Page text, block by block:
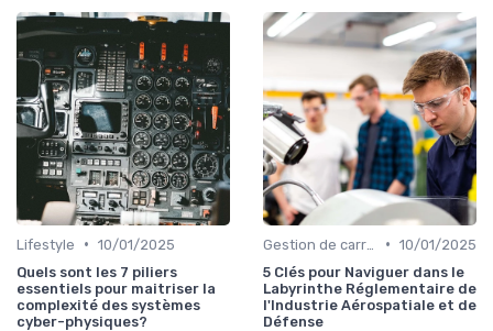
Lifestyle • 10/01/2025
Quels sont les 7 piliers
essentiels pour maitriser la
complexité des systèmes
cyber-physiques?
• 10/01/2025
5 Clés pour Naviguer dans le
Labyrinthe Réglementaire de
l'Industrie Aérospatiale et de
Défense